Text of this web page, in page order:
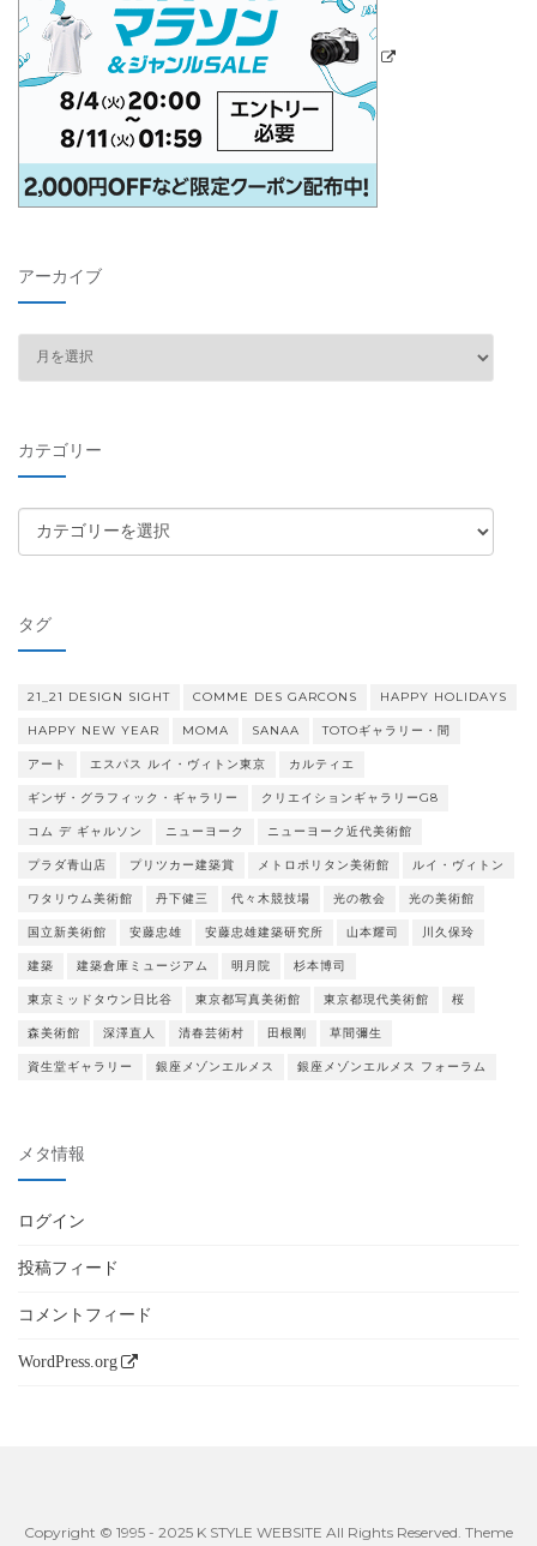
アーカイブ
ブ
カテゴリー
テ
ー
タグ
21_21 DESIGN SIGHT COMME DES GARCONS HAPPY HOLIDAYS
HAPPY NEW YEAR MOMA SANAA TOTOギャラリー・間
アート エスパス ルイ・ヴィトン東京 カルティエ
ギンザ・グラフィック・ギャラリー クリエイションギャラリーG8
コム デ ギャルソン ニューヨーク ニューヨーク近代美術館
プラダ青山店 プリツカー建築賞 メトロポリタン美術館 ルイ・ヴィトン
ワタリウム美術館 丹下健三 代々木競技場 光の教会 光の美術館
国立新美術館 安藤忠雄 安藤忠雄建築研究所 山本耀司 川久保玲
建築 建築倉庫ミュージアム 明月院 杉本博司
東京ミッドタウン日比谷 東京都写真美術館 東京都現代美術館 桜
森美術館 深澤直人 清春芸術村 田根剛 草間彌生
資生堂ギャラリー 銀座メゾンエルメス 銀座メゾンエルメス フォーラム
メタ情報
ログイン
投稿フィード
コメントフィード
WordPress.org
Copyright © 1995 - 2025 K STYLE WEBSITE All Rights Reserved. Theme